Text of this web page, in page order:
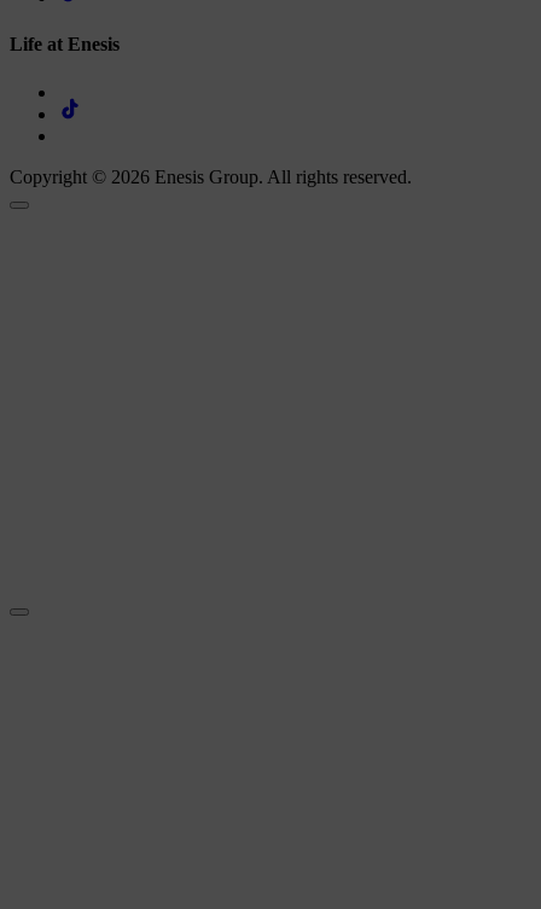
Life at Enesis
Copyright © 2026 Enesis Group. All rights reserved.